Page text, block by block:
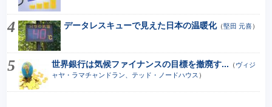
データレスキューで見えた日本の温暖化（堅田 元喜）
世界銀行は気候ファイナンスの目標を撤廃す... （ ヴィジ
ャヤ・ラマチャンドラン、テッド・ノードハウス ）